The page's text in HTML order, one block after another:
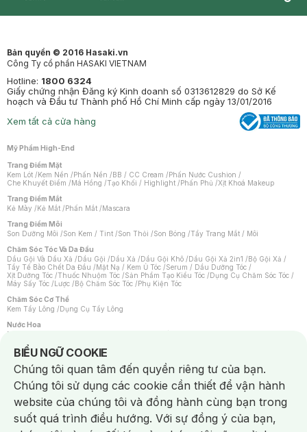
Bản quyền © 2016 Hasaki.vn
Công Ty cổ phần HASAKI VIETNAM
Hotline: 1800 6324
Giấy chứng nhận Đăng ký Kinh doanh số 0313612829 do Sở Kế
hoạch và Đầu tư Thành phố Hồ Chí Minh cấp ngày 13/01/2016
Xem tất cả cửa hàng
Mỹ Phẩm High-End
Trang Điểm Mặt
Kem Lót /Kem Nền /Phấn Nền /BB / CC Cream /Phấn Nước Cushion /
Che Khuyết Điểm /Má Hồng /Tạo Khối / Highlight /Phấn Phủ /Xịt Khoá Makeup
Trang Điểm Mắt
Kẻ Mày /Kẻ Mắt /Phấn Mắt /Mascara
Trang Điểm Môi
Son Dưỡng Môi /Son Kem / Tint /Son Thỏi /Son Bóng /Tẩy Trang Mắt / Môi
Chăm Sóc Tóc Và Da Đầu
Dầu Gội Và Dầu Xả /Dầu Gội /Dầu Xả /Dầu Gội Khô /Dầu Gội Xả 2in1 /Bộ Gội Xả /
Tẩy Tế Bào Chết Da Đầu /Mặt Nạ / Kem Ủ Tóc /Serum / Dầu Dưỡng Tóc /
Xịt Dưỡng Tóc /Thuốc Nhuộm Tóc /Sản Phẩm Tạo Kiểu Tóc /Dụng Cụ Chăm Sóc Tóc /
Máy Sấy Tóc /Lược /Bộ Chăm Sóc Tóc /Phụ Kiện Tóc
Chăm Sóc Cơ Thể
Kem Tẩy Lông /Dụng Cụ Tẩy Lông
Nước Hoa
Nước Hoa Nữ
Chăm Sóc Cá Nhân
Chống Muỗi /Khẩu Trang /Máy Massage/Mặt Nạ Xông Hơi /Nước Rửa Tay/
Sản Phẩm Chăm Sóc Khác /Bàn Chải Đánh Răng /Bàn Chải Điện/
Hỗ Trợ Trắng Răng/Kem Đánh Răng /Máy Tăm Nước/ Nước Súc Miệng/
Tăm / Chỉ Nha Khoa/ Xịt Thơm Miệng / Dung Dịch Vệ Sinh/Dưỡng Vùng Kín/
Khăn Ướt Vệ Sinh Vùng Kín/Băng Vệ Sinh/Tampon/Bọt Cạo Râu /Dao Cạo Râu/
Máy Cạo Râu
Vấn Đề Về Da
BIỂU NGỮ COOKIE
Notice about cookies usage
Chúng tôi quan tâm đến quyền riêng tư của bạn.
Chúng tôi sử dụng các cookie cần thiết để vận hành
website của chúng tôi và đồng hành cùng bạn trong
suốt quá trình điều hướng. Với sự đồng ý của bạn,